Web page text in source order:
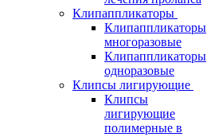
Клипаппликаторы
Клипаппликаторы
многоразовые
Клипаппликаторы
одноразовые
Клипсы лигирующие
Клипсы
лигирующие
полимерные в